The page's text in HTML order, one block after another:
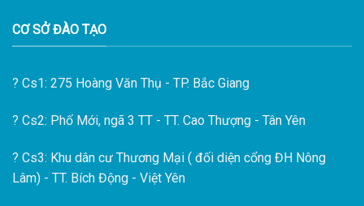
CƠ SỞ ĐÀO TẠO
? Cs1: 275 Hoàng Văn Thụ - TP. Bắc Giang
? Cs2: Phố Mới, ngã 3 TT - TT. Cao Thượng - Tân Yên
? Cs3: Khu dân cư Thương Mại ( đối diện cổng ĐH Nông
Lâm) - TT. Bích Động - Việt Yên